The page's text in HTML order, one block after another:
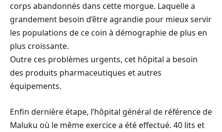
corps abandonnés dans cette morgue. Laquelle a
grandement besoin d’être agrandie pour mieux servir
les populations de ce coin à démographie de plus en
plus croissante.
Outre ces problèmes urgents, cet hôpital a besoin
des produits pharmaceutiques et autres
équipements.
Enfin dernière étape, l’hôpital général de référence de
Maluku où le même exercice a été effectué. 40 lits et